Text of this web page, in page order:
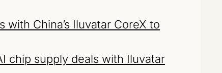
China’s Iluvatar CoreX to
chip supply deals with Iluvatar